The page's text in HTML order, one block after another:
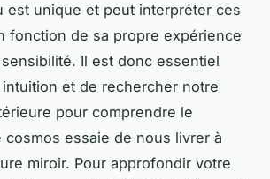
est unique et peut interpréter ces
fonction de sa propre expérience
Il est donc essentiel
et de rechercher notre
pour comprendre le
cosmos essaie de nous livrer à
miroir. Pour approfondir votre